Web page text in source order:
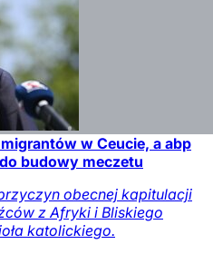
w Ceucie, a abp
budowy meczetu
obecnej kapitulacji
z Afryki i Bliskiego
katolickiego.